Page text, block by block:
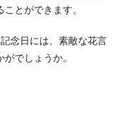
とができます。
念日には、素敵な花言
でしょうか。